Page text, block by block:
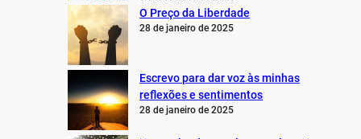
O Preço da Liberdade
28 de janeiro de 2025
Escrevo para dar voz às minhas
reflexões e sentimentos
28 de janeiro de 2025